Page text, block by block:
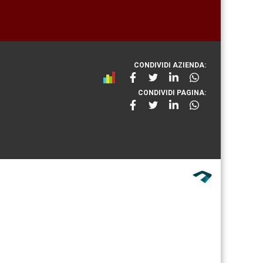
CONDIVIDI AZIENDA:
CONDIVIDI PAGINA: